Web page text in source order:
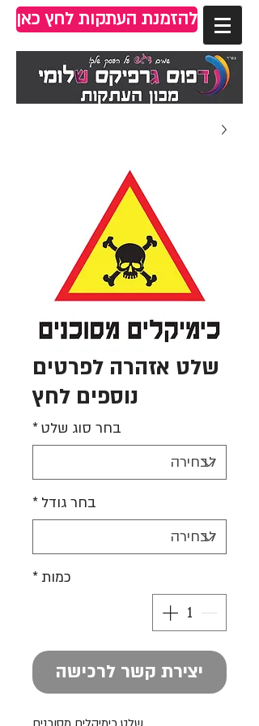
להזמנת העתקות לחץ כאן
שלט אזהרה לפרטים
נוספים לחץ
בחר סוג שלט*
בחר גודל *
כמות *
יצירת קשר לרכישה